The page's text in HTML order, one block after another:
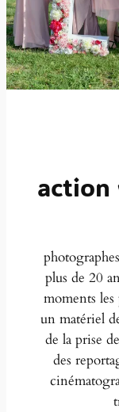
action
plus de 20
moments
un matériel
de la prise
des